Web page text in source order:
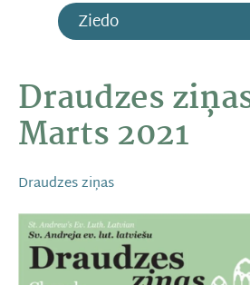
Ziedo
Draudzes
Marts 2021
Draudzes ziņas